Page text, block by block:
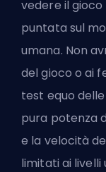
vedere il
puntata sul
umana. Non
del gioco o ai
test equo
pura potenza
e la velocità
limitati ai